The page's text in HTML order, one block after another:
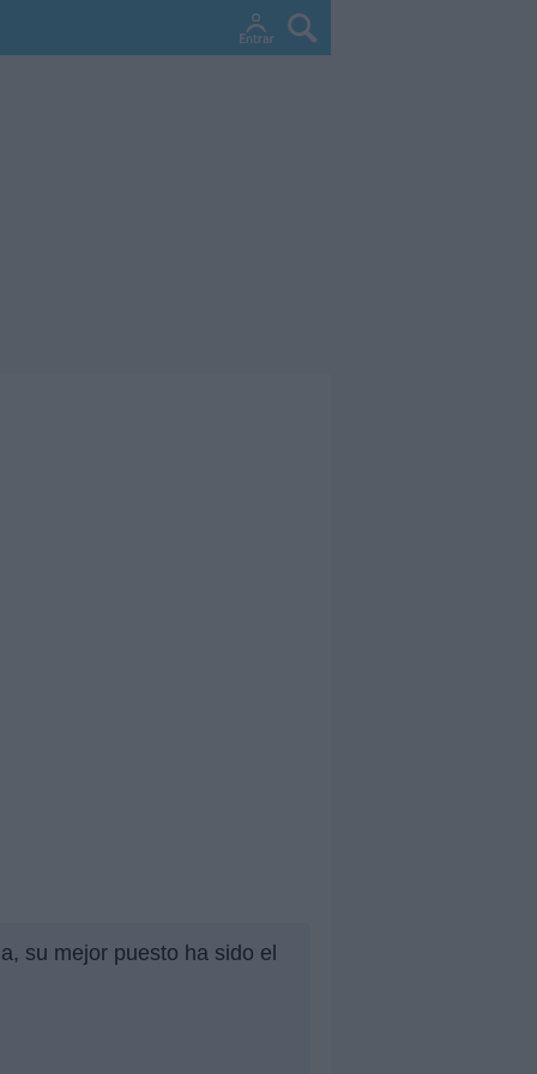
su mejor puesto ha sido el